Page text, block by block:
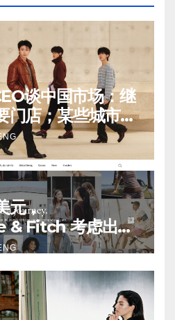
谈中国市场：继
门店；某些城市的
再有价值
元，
Fitch 考虑出售
权